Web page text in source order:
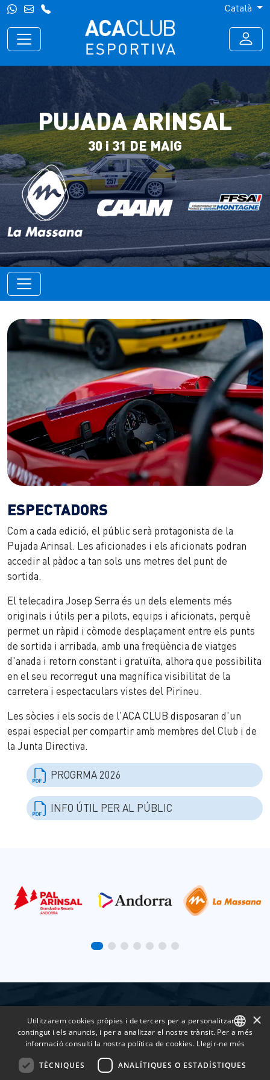
Català
PUJADA ARINSAL
30 i 31 DE MAIG
ESPECTADORS
Com a cada edició, el públic serà protagonista de la
Pujada Arinsal. Les aficionades i els aficionats podran
accedir al pàdoc a tan sols uns metres del punt de
sortida.
El telecadira Josep Serra és un dels elements més
originals i útils per a pilots, equips i aficionats, perquè
permet un ràpid i còmode desplaçament entre els punts
de sortida i arribada, amb una freqüència de viatges
d'anada i retorn constant i gratuïta, alhora que possibilita
en el seu recorregut una magnífica visibilitat de la
carretera i espectaculars vistes del Pirineu.
Les sòcies i els socis de l'ACA CLUB disposaran d'un
espai especial per compartir amb membres del Club i de
la Junta Directiva.
PROGRMA 2026
INFO ÚTIL PER AL PÚBLIC
×
Utilitzarem cookies pròpies i de tercers per a personalitzar el
contingut i els anuncis, i per a analitzar el nostre trànsit. Per a més
informació consulti la nostra política de cookies. Llegir-ne més
TÈCNIQUES ANALÍTIQUES O ESTADÍSTIQUES